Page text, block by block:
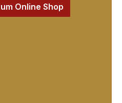
Online Shop